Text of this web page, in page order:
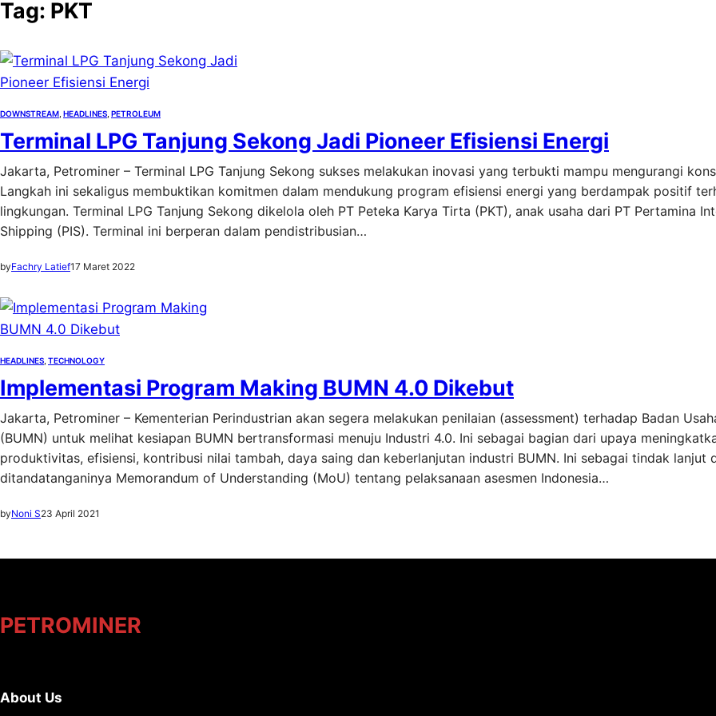
Tag: PKT
DOWNSTREAM HEADLINES PETROLEUM
Terminal LPG Tanjung Sekong Jadi Pioneer Efisiensi Energi
Jakarta, Petrominer – Terminal LPG Tanjung Sekong sukses melakukan inovasi yang terbukti mampu mengurangi
Langkah ini sekaligus membuktikan komitmen dalam mendukung program efisiensi energi yang berdampak positif
lingkungan. Terminal LPG Tanjung Sekong dikelola oleh PT Peteka Karya Tirta (PKT), anak usaha dari PT Pertamina
Shipping (PIS). Terminal ini berperan dalam pendistribusian…
byFachry Latief17 Maret 2022
HEADLINES TECHNOLOGY
Implementasi Program Making BUMN 4.0 Dikebut
Jakarta, Petrominer – Kementerian Perindustrian akan segera melakukan penilaian (assessment) terhadap Badan
(BUMN) untuk melihat kesiapan BUMN bertransformasi menuju Industri 4.0. Ini sebagai bagian dari upaya
produktivitas, efisiensi, kontribusi nilai tambah, daya saing dan keberlanjutan industri BUMN. Ini sebagai tindak lanjut
ditandatanganinya Memorandum of Understanding (MoU) tentang pelaksanaan asesmen Indonesia…
byNoni S23 April 2021
PETROMINER
About Us